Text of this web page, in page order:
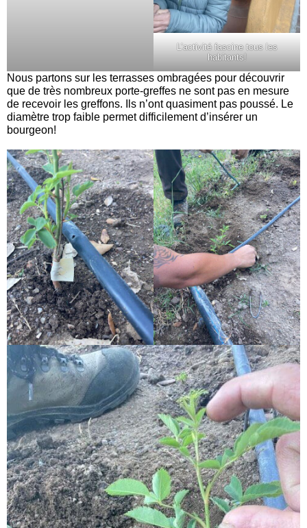
L’activité fascine tous les
habitants!
Nous partons sur les terrasses ombragées pour découvrir
que de très nombreux porte-greffes ne sont pas en mesure
de recevoir les greffons. Ils n’ont quasiment pas poussé. Le
diamètre trop faible permet difficilement d’insérer un
bourgeon!